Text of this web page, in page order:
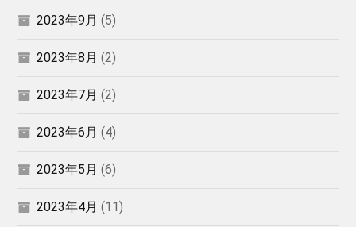
2023年9月 (5)
2023年8月 (2)
2023年7月 (2)
2023年6月 (4)
2023年5月 (6)
2023年4月 (11)